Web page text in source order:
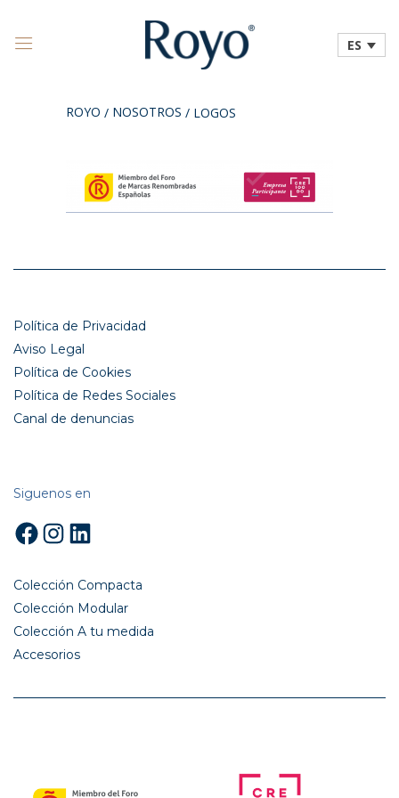
ES
ROYO / NOSOTROS / LOGOS
Política de Privacidad
Aviso Legal
Política de Cookies
Política de Redes Sociales
Canal de denuncias
Siguenos en
Facebook
Instagram
LinkedIn
Colección Compacta
Colección Modular
Colección A tu medida
Accesorios